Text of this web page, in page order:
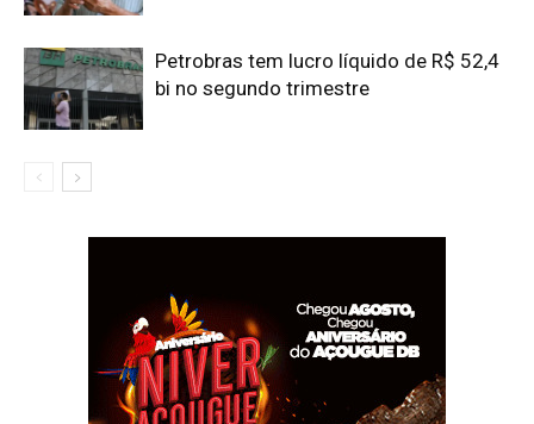
Petrobras tem lucro líquido de R$ 52,4
bi no segundo trimestre